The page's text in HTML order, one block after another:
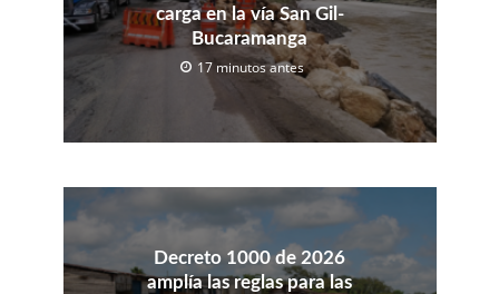
carga en la vía San Gil-
Bucaramanga
17 minutos antes
Decreto 1000 de 2026
amplía las reglas para las